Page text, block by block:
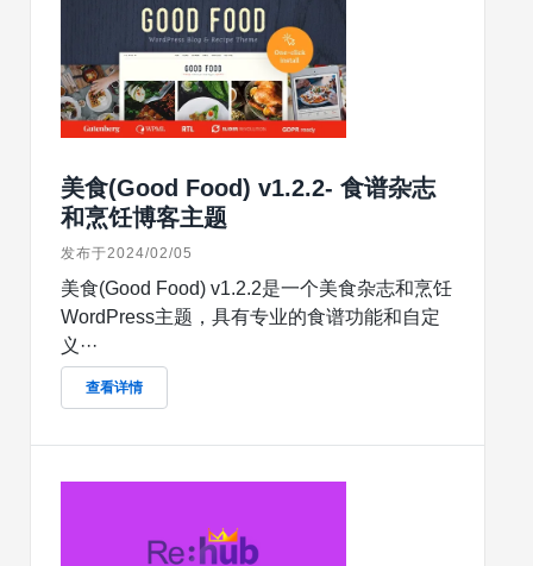
美食(Good Food) v1.2.2- 食谱杂志
和烹饪博客主题
发布于2024/02/05
美食(Good Food) v1.2.2是一个美食杂志和烹饪
WordPress主题，具有专业的食谱功能和自定
义···
查看详情